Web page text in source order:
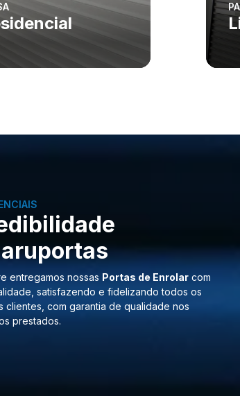
entregamos nossas Portas de Enrolar com
satisfazendo e fidelizando todos os
clientes, com garantia de qualidade nos
prestados.